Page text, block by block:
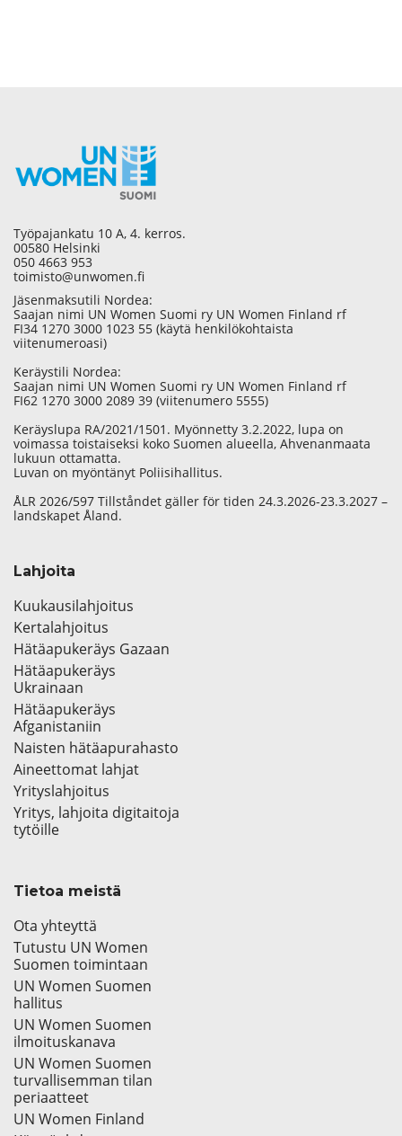
Työpajankatu 10 A, 4. kerros.
00580 Helsinki
050 4663 953
toimisto@unwomen.fi
Jäsenmaksutili Nordea:
Saajan nimi UN Women Suomi ry UN Women Finland rf
FI34 1270 3000 1023 55 (käytä henkilökohtaista
viitenumeroasi)
Keräystili Nordea:
Saajan nimi UN Women Suomi ry UN Women Finland rf
FI62 1270 3000 2089 39 (viitenumero 5555)
Keräyslupa RA/2021/1501. Myönnetty 3.2.2022, lupa on
voimassa toistaiseksi koko Suomen alueella, Ahvenanmaata
lukuun ottamatta.
Luvan on myöntänyt Poliisihallitus.
ÅLR 2026/597 Tillståndet gäller för tiden 24.3.2026-23.3.2027 –
landskapet Åland.
Lahjoita
Kuukausilahjoitus
Kertalahjoitus
Hätäapukeräys Gazaan
Hätäapukeräys
Ukrainaan
Hätäapukeräys
Afganistaniin
Naisten hätäapurahasto
Aineettomat lahjat
Yrityslahjoitus
Yritys, lahjoita digitaitoja
tytöille
Tietoa meistä
Ota yhteyttä
Tutustu UN Women
Suomen toimintaan
UN Women Suomen
hallitus
UN Women Suomen
ilmoituskanava
UN Women Suomen
turvallisemman tilan
periaatteet
UN Women Finland